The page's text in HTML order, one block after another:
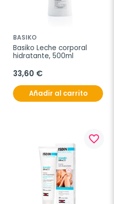
BASIKO
Basiko Leche corporal
hidratante, 500ml
33,60 €
Añadir al carrito
favorite_border